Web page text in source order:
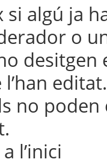
si algú ja
o
desitgen
no poden
l’inici